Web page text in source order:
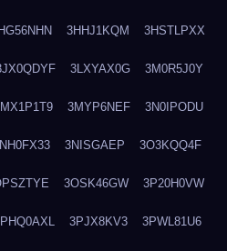
3HHJ1KQM 3HSTLPXX
3LXYAX0G 3M0R5J0Y
3MYP6NEF 3N0IPODU
3NISGAEP 3O3KQQ4F
3OSK46GW 3P20H0VW
3PJX8KV3 3PWL81U6